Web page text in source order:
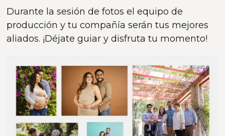
Durante la sesión de fotos el equipo de
producción y tu compañía serán tus mejores
aliados. ¡Déjate guiar y disfruta tu momento!